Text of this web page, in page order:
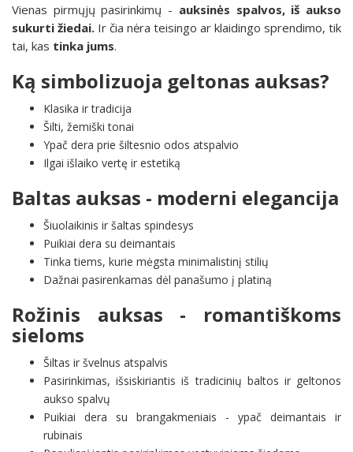
Vienas pirmųjų pasirinkimų - auksinės spalvos, iš aukso
sukurti žiedai. Ir čia nėra teisingo ar klaidingo sprendimo, tik
tai, kas tinka jums.
Ką simbolizuoja geltonas auksas?
Klasika ir tradicija
Šilti, žemiški tonai
Ypač dera prie šiltesnio odos atspalvio
Ilgai išlaiko vertę ir estetiką
Baltas auksas - moderni elegancija
Šiuolaikinis ir šaltas spindesys
Puikiai dera su deimantais
Tinka tiems, kurie mėgsta minimalistinį stilių
Dažnai pasirenkamas dėl panašumo į platiną
Rožinis auksas - romantiškoms
sieloms
Šiltas ir švelnus atspalvis
Pasirinkimas, išsiskiriantis iš tradicinių baltos ir geltonos
aukso spalvų
Puikiai dera su brangakmeniais - ypač deimantais ir
rubinais